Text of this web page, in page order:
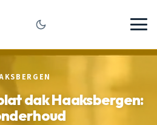
dak Haaksbergen: